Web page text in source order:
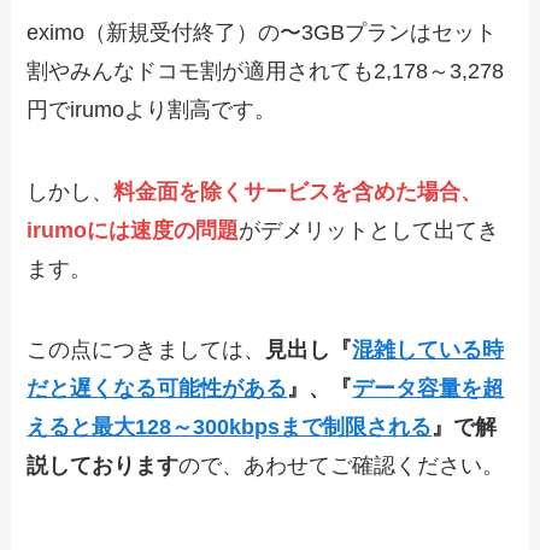
eximo（新規受付終了）の〜3GBプランはセット
割やみんなドコモ割が適用されても2,178～3,278
円でirumoより割高です。
しかし、料金面を除くサービスを含めた場合、
irumoには速度の問題がデメリットとして出てき
ます。
この点につきましては、 見出し『混雑している時
だと遅くなる可能性がある』、『データ容量を超
えると最大128～300kbpsまで制限される』で解
説しておりますので、あわせてご確認ください。